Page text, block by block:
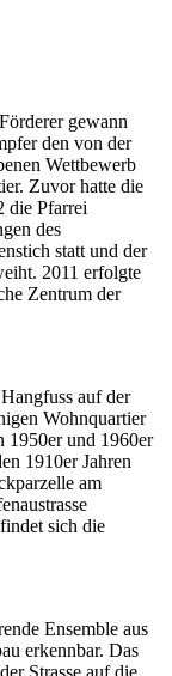
gewann
den von der
Wettbewerb
Zuvor hatte die
die Pfarrei
des
statt und der
2011 erfolgte
Zentrum der
auf der
Wohnquartier
1950er und 1960er
1910er Jahren
am
sich die
Ensemble aus
erkennbar. Das
Strasse auf die